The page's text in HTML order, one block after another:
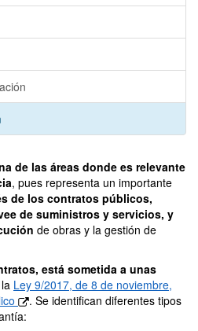
de las áreas donde es relevante
, pues representa un importante
de los contratos públicos,
de suministros y servicios, y
de obras y la gestión de
está sometida a unas
Ley 9/2017, de 8 de noviembre,
. Se identifican diferentes tipos